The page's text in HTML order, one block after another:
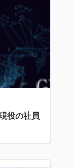
役の社員